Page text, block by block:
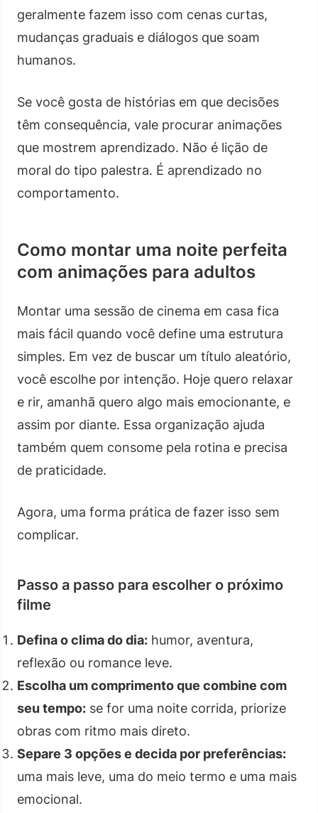
geralmente fazem isso com cenas curtas,
mudanças graduais e diálogos que soam
humanos.
Se você gosta de histórias em que decisões
têm consequência, vale procurar animações
que mostrem aprendizado. Não é lição de
moral do tipo palestra. É aprendizado no
comportamento.
Como montar uma noite perfeita
com animações para adultos
Montar uma sessão de cinema em casa fica
mais fácil quando você define uma estrutura
simples. Em vez de buscar um título aleatório,
você escolhe por intenção. Hoje quero relaxar
e rir, amanhã quero algo mais emocionante, e
assim por diante. Essa organização ajuda
também quem consome pela rotina e precisa
de praticidade.
Agora, uma forma prática de fazer isso sem
complicar.
Passo a passo para escolher o próximo
filme
Defina o clima do dia: humor, aventura,
reflexão ou romance leve.
Escolha um comprimento que combine com
seu tempo: se for uma noite corrida, priorize
obras com ritmo mais direto.
Separe 3 opções e decida por preferências:
uma mais leve, uma do meio termo e uma mais
emocional.